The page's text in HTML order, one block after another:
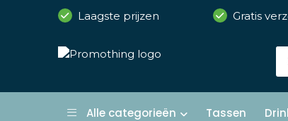
Laagste prijzen Gratis
Alle categorieën Tassen